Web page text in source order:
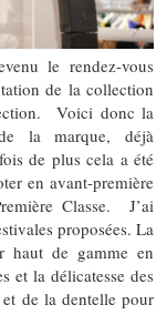
le rendez-vous
de la collection
Voici donc la
la marque, déjà
de plus cela a été
en avant-première
Classe. J’ai
proposées. La
haut de gamme en
et la délicatesse des
de la dentelle pour